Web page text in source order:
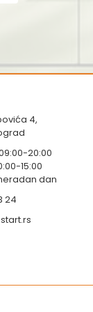
4,
20:00
15:00
dan
24